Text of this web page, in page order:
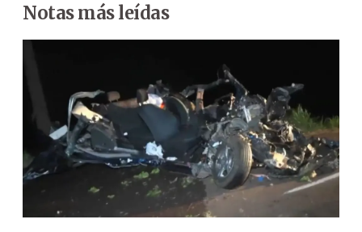
Notas más leídas